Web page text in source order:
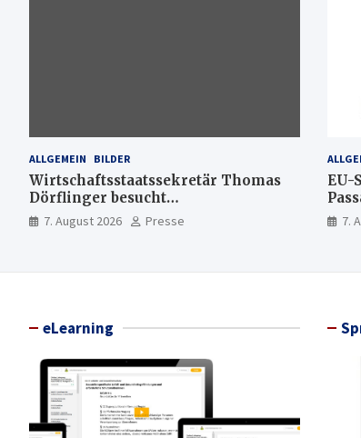
ALLGEMEIN BILDER
Wirtschaftsstaatssekretär Thomas
Dörflinger besucht
Handwerksbetrieb im
Kammerbezirk Freiburg
7. August 2026 Presse
EU-
7.
eLearning